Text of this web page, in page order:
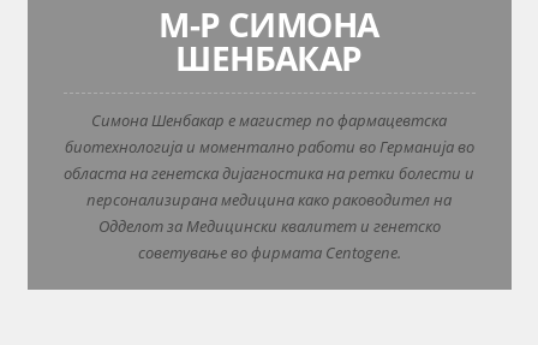
М-Р СИМОНА
ШЕНБАКАР
Симона Шенбакар е магистер по фармацевтска
биотехнологија и моментално работи во Германија во
областа на генетска дијагностика на ретки болести и
персонализирана медицина како раководител на
Одделот за Медицински квалитет и генетско
советување во фирмата Centogene.